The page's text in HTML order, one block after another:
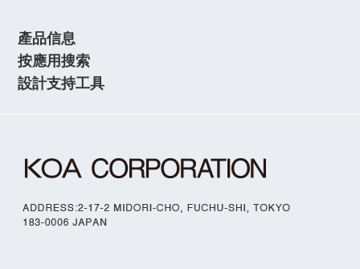
產品信息
按應用搜索
設計支持工具